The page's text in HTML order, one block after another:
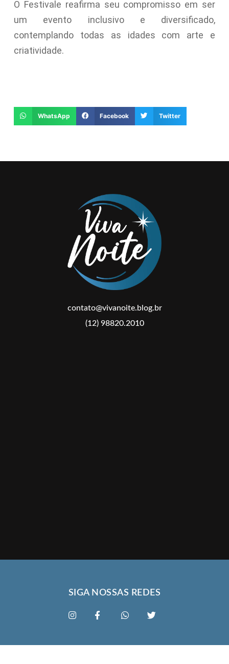
O Festivale reafirma seu compromisso em ser
um evento inclusivo e diversificado,
contemplando todas as idades com arte e
criatividade.
WhatsApp Facebook Twitter
contato@vivanoite.blog.br
(12) 98820.2010
SIGA NOSSAS REDES